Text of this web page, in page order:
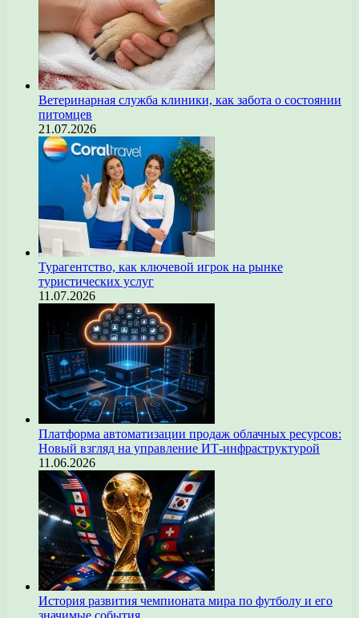
Ветеринарная служба клиники, как забота о состоянии
питомцев
21.07.2026
Турагентство, как ключевой игрок на рынке
туристических услуг
11.07.2026
Платформа автоматизации продаж облачных ресурсов:
Новый взгляд на управление ИТ-инфраструктурой
11.06.2026
История развития чемпионата мира по футболу и его
значимые события